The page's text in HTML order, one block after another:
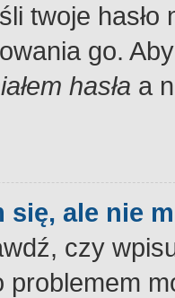
twoje
go.
hasła a
się, ale nie
czy
problemem